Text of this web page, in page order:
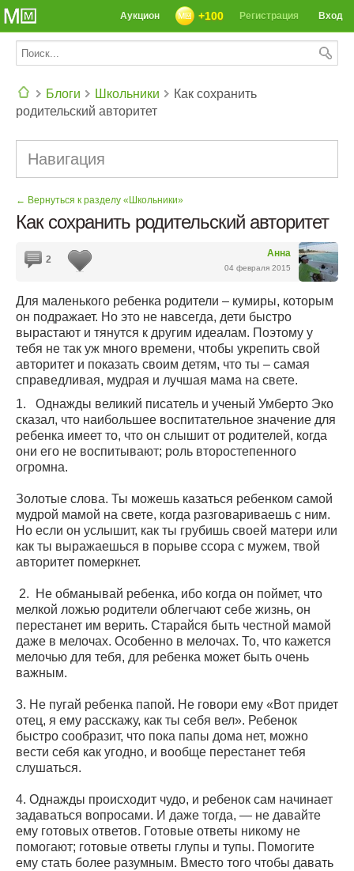
Вход
Регистрация
+100
Аукцион
Блоги Школьники
Как сохранить
родительский авторитет
Навигация
← Вернуться к разделу «Школьники»
Как сохранить родительский авторитет
Анна
04 февраля 2015
2
Для маленького ребенка родители – кумиры, которым
он подражает. Но это не навсегда, дети быстро
вырастают и тянутся к другим идеалам. Поэтому у
тебя не так уж много времени, чтобы укрепить свой
авторитет и показать своим детям, что ты – самая
справедливая, мудрая и лучшая мама на свете.
1. Однажды великий писатель и ученый Умберто Эко
сказал, что наибольшее воспитательное значение для
ребенка имеет то, что он слышит от родителей, когда
они его не воспитывают; роль второстепенного
огромна.
Золотые слова. Ты можешь казаться ребенком самой
мудрой мамой на свете, когда разговариваешь с ним.
Но если он услышит, как ты грубишь своей матери или
как ты выражаешься в порыве ссора с мужем, твой
авторитет померкнет.
2. Не обманывай ребенка, ибо когда он поймет, что
мелкой ложью родители облегчают себе жизнь, он
перестанет им верить. Старайся быть честной мамой
даже в мелочах. Особенно в мелочах. То, что кажется
мелочью для тебя, для ребенка может быть очень
важным.
3. Не пугай ребенка папой. Не говори ему «Вот придет
отец, я ему расскажу, как ты себя вел». Ребенок
быстро сообразит, что пока папы дома нет, можно
вести себя как угодно, и вообще перестанет тебя
слушаться.
4. Однажды происходит чудо, и ребенок сам начинает
задаваться вопросами. И даже тогда, — не давайте
ему готовых ответов. Готовые ответы никому не
помогают; готовые ответы глупы и тупы. Помогите
ему стать более разумным. Вместо того чтобы давать